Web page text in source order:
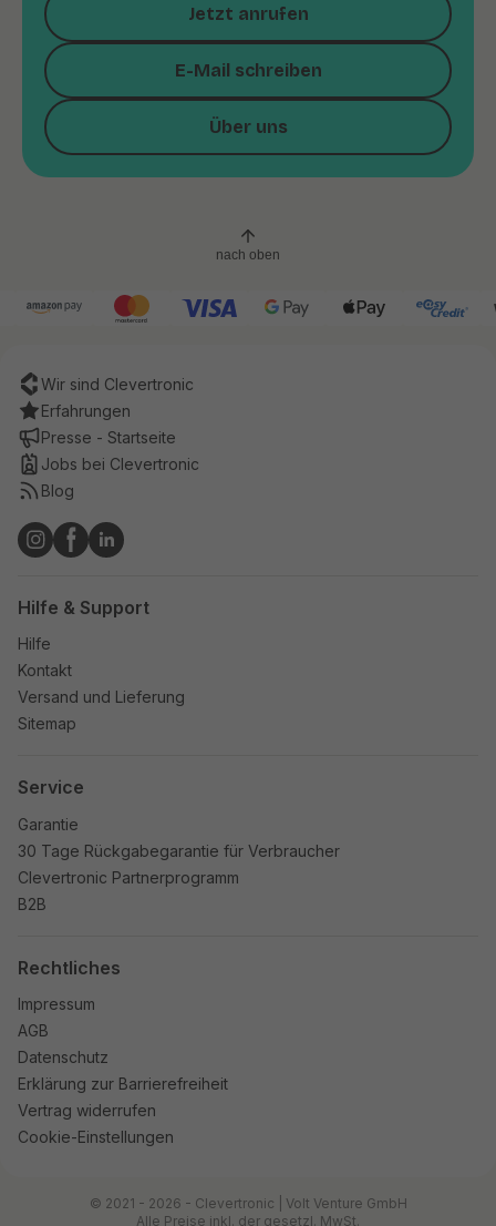
Jetzt anrufen
E-Mail schreiben
Über uns
nach oben
Wir sind Clevertronic
Erfahrungen
Presse - Startseite
Jobs bei Clevertronic
Blog
Hilfe & Support
Hilfe
Kontakt
Versand und Lieferung
Sitemap
Service
Garantie
30 Tage Rückgabegarantie für Verbraucher
Clevertronic Partnerprogramm
B2B
Rechtliches
Impressum
AGB
Datenschutz
Erklärung zur Barrierefreiheit
Vertrag widerrufen
Cookie-Einstellungen
© 2021 - 2026 - Clevertronic | Volt Venture GmbH
Alle Preise inkl. der gesetzl. MwSt.